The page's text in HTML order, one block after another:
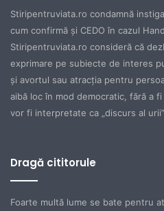
Stiripentruviata.ro condamnă
cum confirmă şi CEDO în cazul
Stiripentruviata.ro consideră că
exprimare pe subiecte de interes
şi avortul sau atracţia pentru
aibă loc în mod democratic, fără a
vor fi interpretate ca „discurs al
Dragă cititorule
Foarte multă lume se bate pentru